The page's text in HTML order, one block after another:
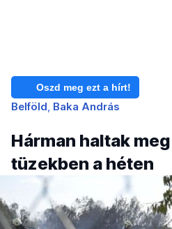
Oszd meg ezt a hírt!
Belföld Baka András
Hárman haltak
tüzekben a héten